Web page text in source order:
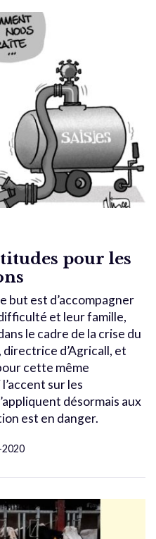
pour les
but est d’accompagner
et leur famille,
le cadre de la crise du
d’Agricall, et
cette même
sur les
désormais aux
est en danger.